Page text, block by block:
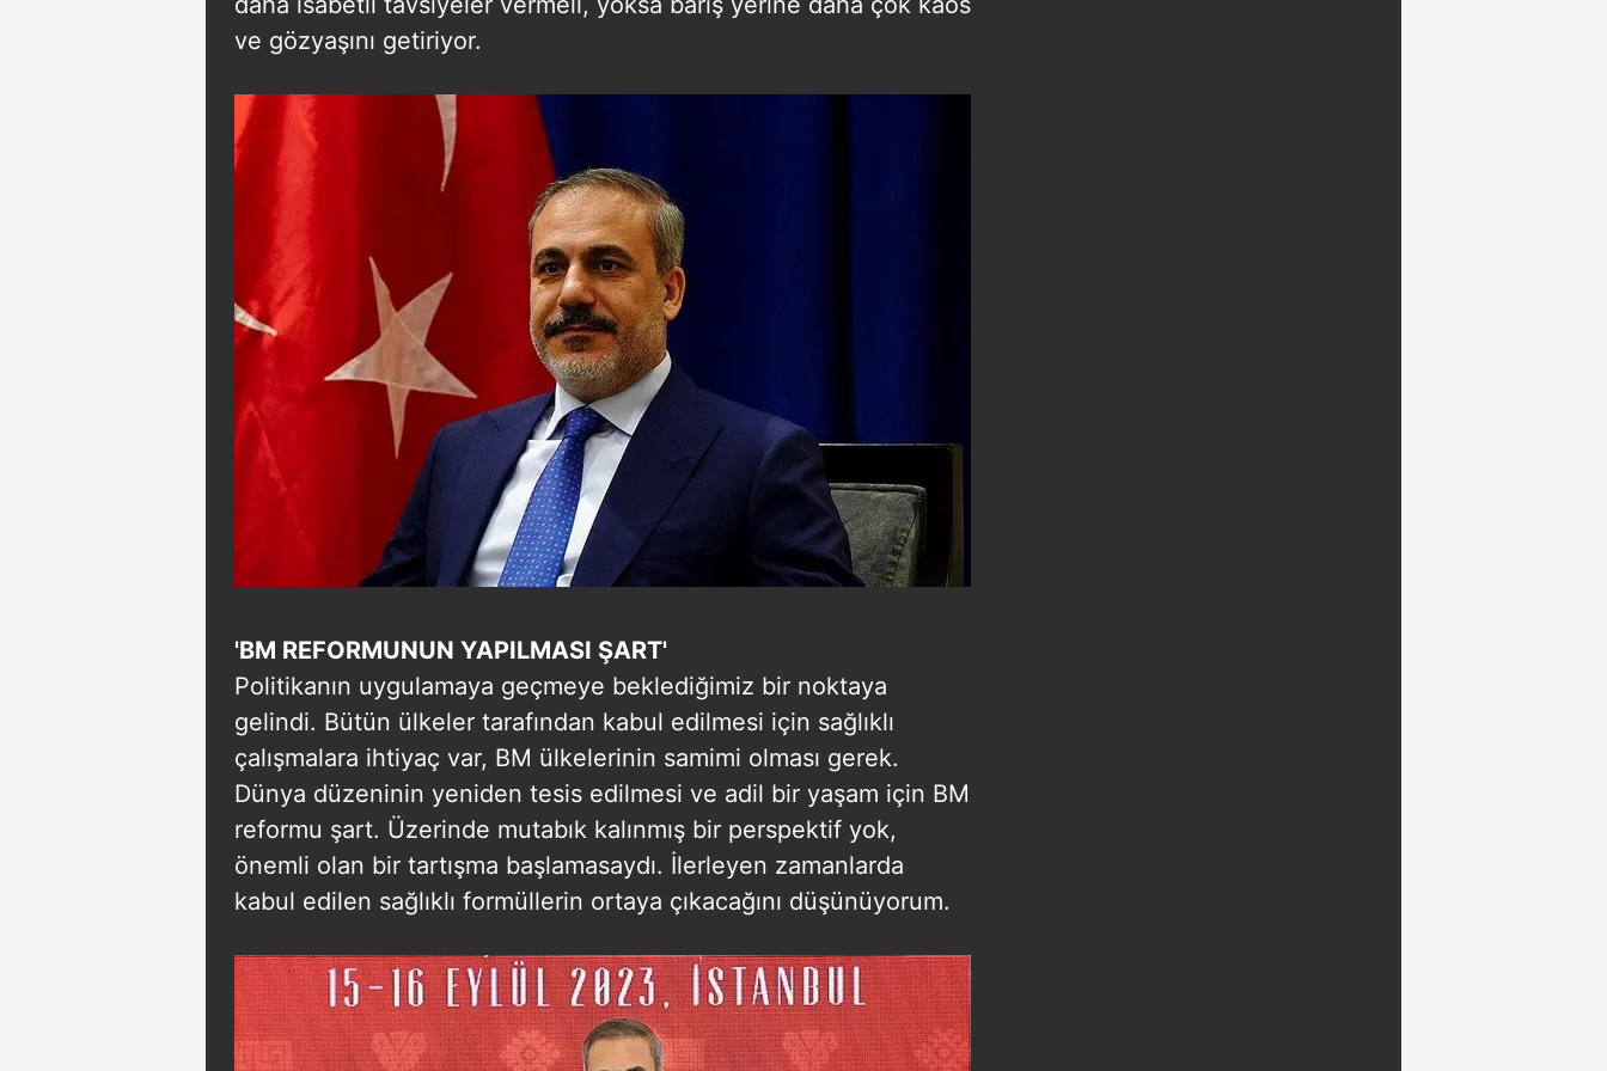
mevzuata uygun olarak kullanılan çerezlerle ilgili bilgi almak için lütfen tıklayınız.
ve gözyaşını getiriyor.
'BM REFORMUNUN YAPILMASI ŞART'
Politikanın uygulamaya geçmeye beklediğimiz bir noktaya
gelindi. Bütün ülkeler tarafından kabul edilmesi için sağlıklı
çalışmalara ihtiyaç var, BM ülkelerinin samimi olması gerek.
Dünya düzeninin yeniden tesis edilmesi ve adil bir yaşam için BM
reformu şart. Üzerinde mutabık kalınmış bir perspektif yok,
önemli olan bir tartışma başlamasaydı. İlerleyen zamanlarda
kabul edilen sağlıklı formüllerin ortaya çıkacağını düşünüyorum.